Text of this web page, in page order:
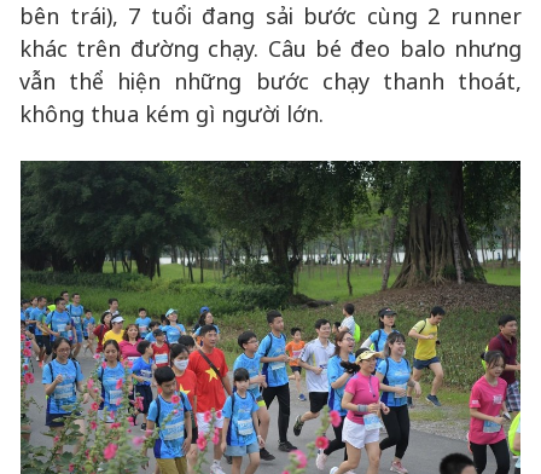
bên trái), 7 tuổi đang sải bước cùng 2 runner
khác trên đường chạy. Câu bé đeo balo nhưng
vẫn thể hiện những bước chạy thanh thoát,
không thua kém gì người lớn.